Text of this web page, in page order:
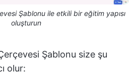
Şablonu ile etkili bir eğitim yapısı
oluşturun
Şablonu size şu
olur: